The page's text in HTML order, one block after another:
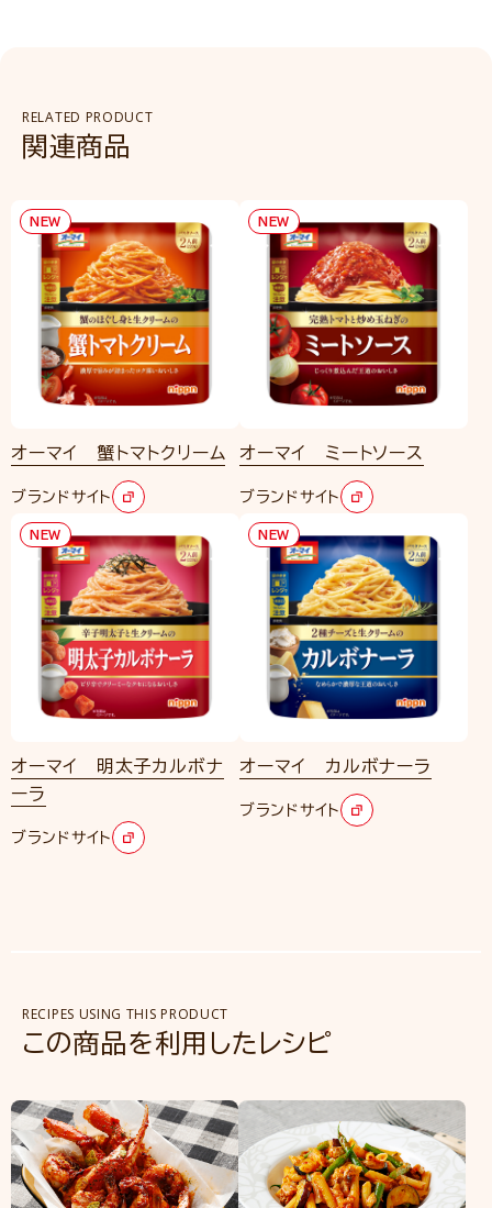
RELATED PRODUCT
関連商品
NEW
オーマイ 蟹トマトクリーム
ブランドサイト
NEW
オーマイ ミートソース
ブランドサイト
NEW
オーマイ 明太子カルボナ
ーラ
ブランドサイト
NEW
オーマイ カルボナーラ
ブランドサイト
RECIPES USING THIS PRODUCT
この商品を利用したレシピ